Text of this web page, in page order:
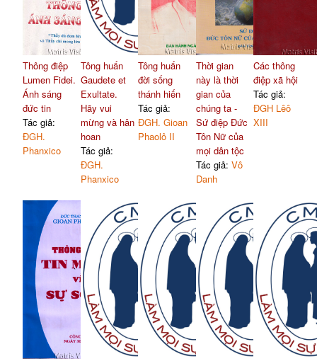
Thông điệp
Lumen Fidei.
Ánh sáng
đức tin
Tác giả:
ĐGH.
Phanxico
Tông huấn
Gaudete et
Exultate.
Hãy vui
mừng và hân
hoan
Tác giả:
ĐGH.
Phanxico
Tông huấn
đời sống
thánh hiến
Tác giả:
ĐGH. Gioan
Phaolô II
Thời gian
này là thời
gian của
chúng ta -
Sứ điệp Đức
Tôn Nữ của
mọi dân tộc
Tác giả: Vô
Danh
Các thông
điệp xã hội
Tác giả:
ĐGH Lêô
XIII